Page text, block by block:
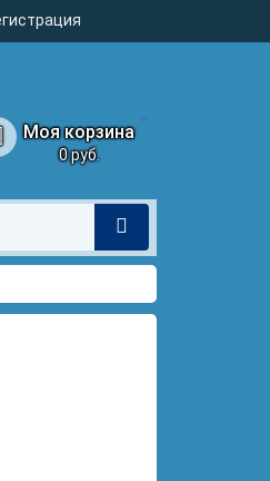
Моя корзина
0 руб.